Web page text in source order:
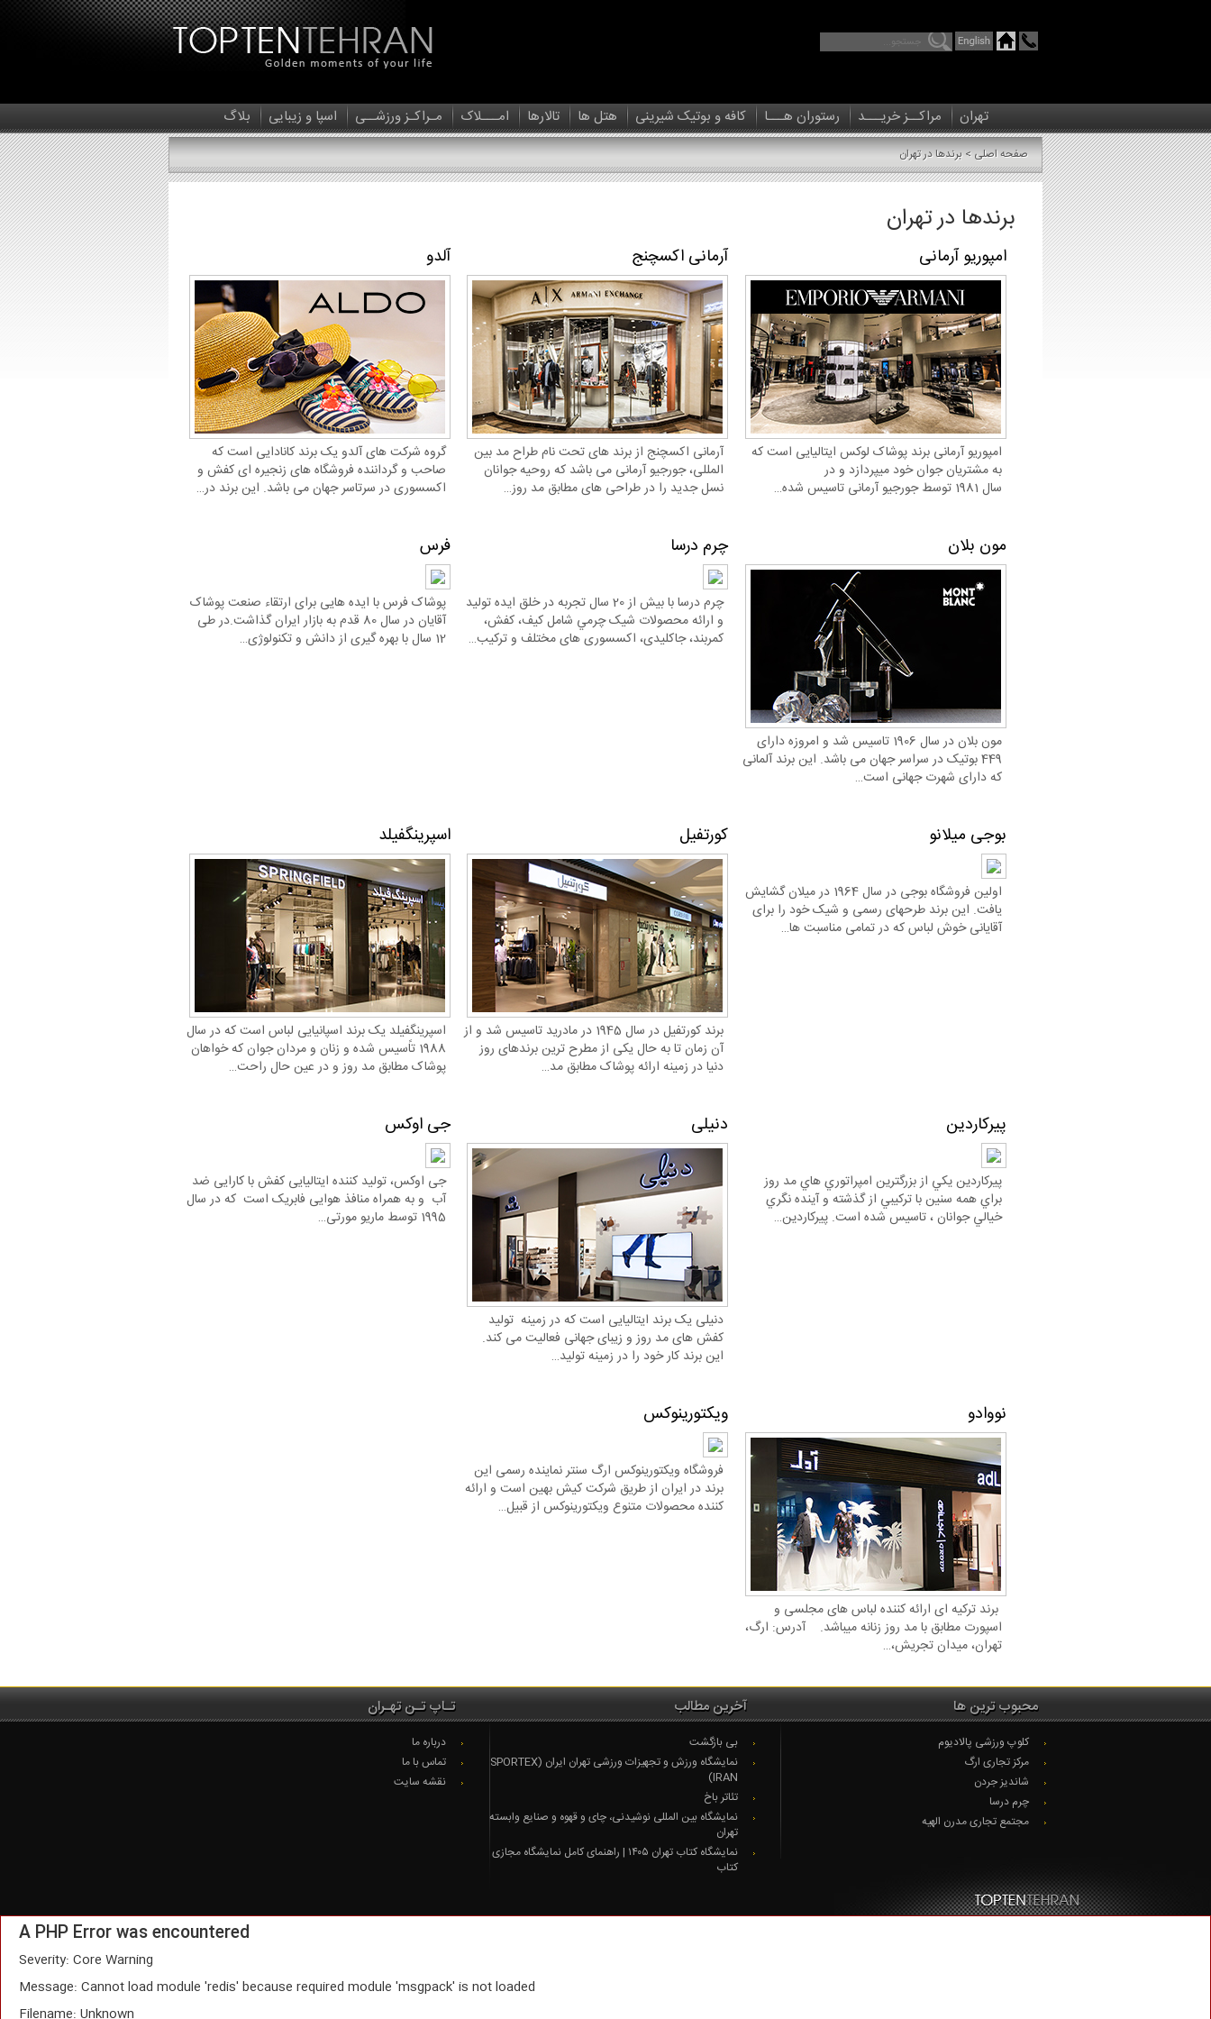
تهران مراکــز خریـــد رستوران هـــا کافه و بوتیک شیرینی هتل ها تالارها امـــلاک مـراکـز ورزشــی اسپا و زیبایی بلاگ
صفحه اصلی> برندها در تهران
برندها در تهران
امپوریو آرمانی
امپوریو آرمانی برند پوشاک لوکس ایتالیایی است که
به مشتریان جوان خود میپردازد و در
سال 1981 توسط جورجیو آرمانی تاسیس شده…
آرمانی اکسچنج
آرمانی اکسچنج از برند های تحت نام طراح مد بین
المللی، جورجیو آرمانی می باشد که روحیه جوانان
نسل جدید را در طراحی های مطابق مد روز…
آلدو
گروه شرکت های آلدو یک برند کانادایی است که
صاحب و گرداننده فروشگاه های زنجیره ای کفش و
اکسسوری در سرتاسر جهان می باشد. این برند در…
مون بلان
مون بلان در سال 1906 تاسیس شد و امروزه دارای
449 بوتیک در سراسر جهان می باشد. این برند آلمانی
که دارای شهرت جهانی است…
چرم درسا
چرم درسا با بیش از 20 سال تجربه در خلق ايده توليد
و ارائه محصولات شیک چرمي شامل کیف، کفش،
کمربند، جاکلیدی، اکسسوری های مختلف و ترکیب…
فرس
پوشاک فرس با ایده هایی برای ارتقاء صنعت پوشاک
آقایان در سال 80 قدم به بازار ایران گذاشت.در طی
12 سال با بهره گیری از دانش و تکنولوژی…
بوجی میلانو
اولین فروشگاه بوجی در سال 1964 در میلان گشایش
یافت. این برند طرحهای رسمی و شیک خود را برای
آقایانی خوش لباس که در تمامی مناسبت ها…
کورتفیل
برند کورتفیل در سال 1945 در مادرید تاسیس شد و از
آن زمان تا به حال یکی از مطرح ترین برندهای روز
دنیا در زمینه ارائه پوشاک مطابق مد…
اسپرینگفیلد
اسپرینگفیلد یک برند اسپانیایی لباس است که در سال
1988 تاًسیس شده و زنان و مردان جوان که خواهان
پوشاک مطابق مد روز و در عین حال راحت…
پیرکاردین
پيركاردين يكي از بزرگترين امپراتوري هاي مد روز
براي همه سنين با تركيبي از گذشته و آينده نگري
خيالي جوانان ، تاسيس شده است. پيركاردين…
دنیلی
دنیلی یک برند ایتالیایی است که در زمینه تولید
کفش های مد روز و زیبای جهانی فعالیت می کند.
این برند کار خود را در زمینه تولید…
جی اوکس
جی اوکس، تولید کننده ایتالیایی کفش با کارایی ضد
آب و به همراه منافذ هوایی فابریک است که در سال
1995 توسط ماریو مورتی…
نووادو
برند ترکیه ای ارائه کننده لباس های مجلسی و
اسپورت مطابق با مد روز زنانه میباشد. آدرس: ارگ،
تهران، میدان تجریش،…
ویکتورینوکس
فروشگاه ویکتورینوکس ارگ سنتر نماینده رسمی این
برند در ایران از طریق شرکت کیش بهین است و ارائه
کننده محصولات متنوع ویکتورینوکس از قبیل…
تـاپ تـن تهـران
درباره ما
تماس با ما
نقشه سایت
آخرین مطالب
بی بازگشت
نمایشگاه ورزش و تجهیزات ورزشی تهران ایران (SPORTEX
IRAN)
تئاتر باخ
نمایشگاه بین المللی نوشیدنی، چای و قهوه و صنایع وابسته
تهران
نمایشگاه کتاب تهران ۱۴۰۵ | راهنمای کامل نمایشگاه مجازی
کتاب
محبوب ترین ها
کلوپ ورزشی پالادیوم
مرکز تجاری ارگ
شاندیز جردن
چرم درسا
مجتمع تجاری مدرن الهیه
A PHP Error was encountered
Severity: Core Warning
Message: Cannot load module 'redis' because required module 'msgpack' is not loaded
Filename: Unknown